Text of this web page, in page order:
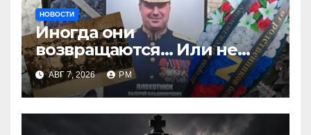
НОВОСТИ
Иногда они
возвращаются… Или не
возвращаются
АВГ 7, 2026 РМ